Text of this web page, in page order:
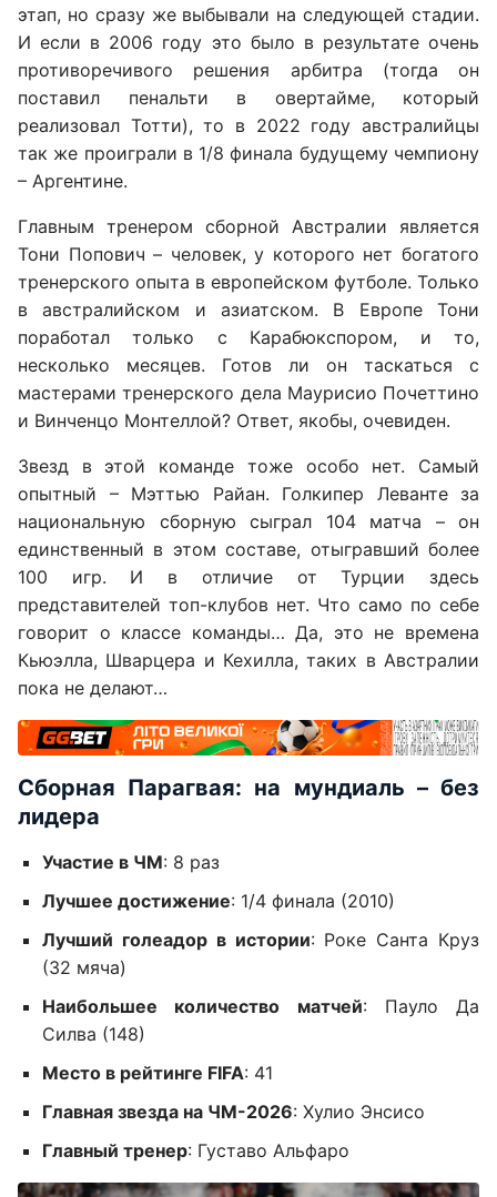
этап, но сразу же выбывали на следующей стадии.
И если в 2006 году это было в результате очень
противоречивого решения арбитра (тогда он
поставил пенальти в овертайме, который
реализовал Тотти), то в 2022 году австралийцы
так же проиграли в 1/8 финала будущему чемпиону
– Аргентине.
Главным тренером сборной Австралии является
Тони Попович – человек, у которого нет богатого
тренерского опыта в европейском футболе. Только
в австралийском и азиатском. В Европе Тони
поработал только с Карабюкспором, и то,
несколько месяцев. Готов ли он таскаться с
мастерами тренерского дела Маурисио Почеттино
и Винченцо Монтеллой? Ответ, якобы, очевиден.
Звезд в этой команде тоже особо нет. Самый
опытный – Мэттью Райан. Голкипер Леванте за
национальную сборную сыграл 104 матча – он
единственный в этом составе, отыгравший более
100 игр. И в отличие от Турции здесь
представителей топ-клубов нет. Что само по себе
говорит о классе команды… Да, это не времена
Кьюэлла, Шварцера и Кехилла, таких в Австралии
пока не делают…
Сборная Парагвая: на мундиаль – без
лидера
Участие в ЧМ: 8 раз
Лучшее достижение: 1/4 финала (2010)
Лучший голеадор в истории: Роке Санта Круз
(32 мяча)
Наибольшее количество матчей: Пауло Да
Силва (148)
Место в рейтинге FIFA: 41
Главная звезда на ЧМ-2026: Хулио Энсисо
Главный тренер: Густаво Альфаро